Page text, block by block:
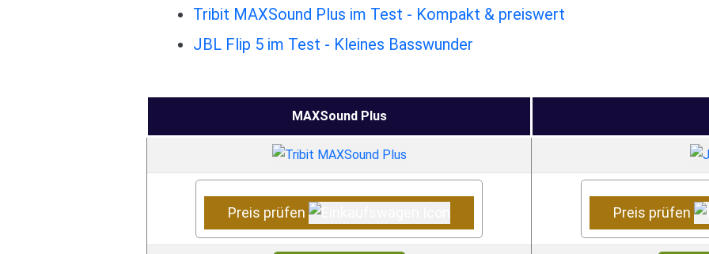
Tribit MAXSound Plus im Test - Kompakt & preiswert
JBL Flip 5 im Test - Kleines Basswunder
MAXSound Plus
Preis prüfen Preis prüfen